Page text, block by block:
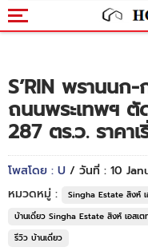
S’RIN พรานนก
ถนนพระเทพฯ
287 ตร.ว. ราค
โพสโดย : U / วันที่ : 10
หมวดหมู่ :
Singha Estate สิงห์ เ
บ้านเดี่ยว Singha Estate สิงห์ เอสเต
รีวิว บ้านเดี่ยว